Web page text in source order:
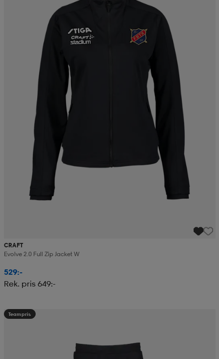
CRAFT
Evolve 2.0 Full Zip Jacket W
529:-
Rek. pris 649:-
Teampris